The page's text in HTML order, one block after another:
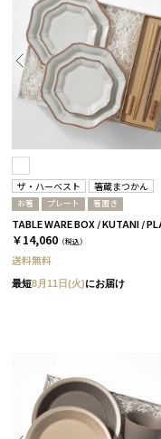
ザ・ハーベスト 箸蔵まつかん
お箸 プレート 箸置き
￥14,060 （税込）
送料無料
最短8月11日(火)にお届け